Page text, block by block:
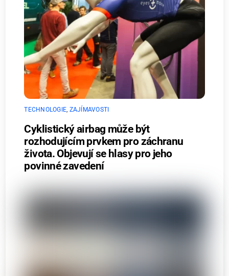
TECHNOLOGIE, ZAJÍMAVOSTI
Cyklistický airbag může být
rozhodujícím prvkem pro záchranu
života. Objevují se hlasy pro jeho
povinné zavedení